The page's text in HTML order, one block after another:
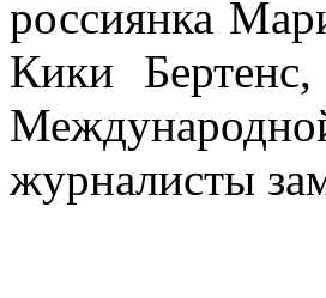
россиянка
Кики
журналисты